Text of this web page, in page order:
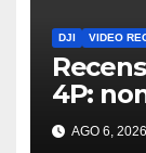
DJI VIDEO
4P:
AGO 6, 2026